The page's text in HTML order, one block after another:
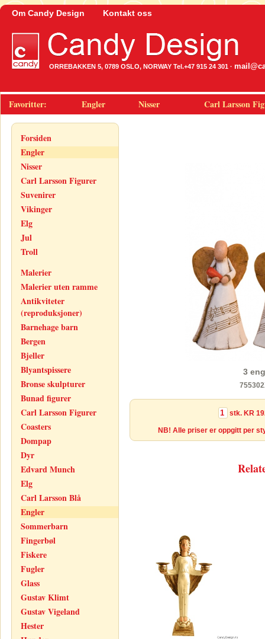
Om Candy Design Kontakt oss
ORREBAKKEN 5, 0789 OSLO, NORWAY Tel.+47 915 24 301 ·
Favoritter: Engler Nisser Carl Larsson
Forsiden
Engler
Nisser
Carl Larsson Figurer
Suvenirer
Vikinger
Elg
Jul
Troll
Malerier
Malerier uten ramme
Antikviteter
(reproduksjoner)
Barnehage barn
Bergen
Bjeller
Blyantspissere
Bronse skulpturer
Bunad figurer
Carl Larsson Figurer
Coasters
Dompap
Dyr
Edvard Munch
Elg
Carl Larsson Blå
Engler
Sommerbarn
Fingerbøl
Fiskere
Fugler
Glass
Gustav Klimt
Gustav Vigeland
Hester
3
stk. KR
NB! Alle priser er oppgitt per